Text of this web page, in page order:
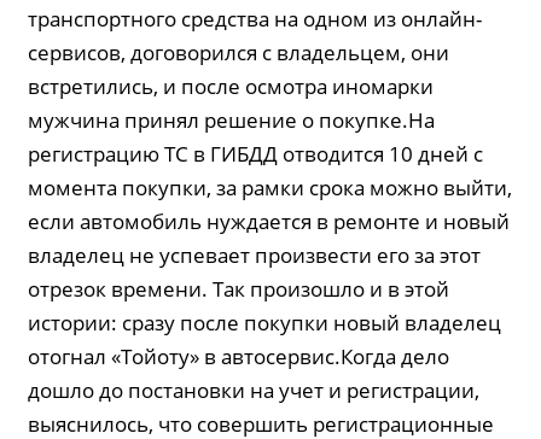
транспортного средства на одном из онлайн-
сервисов, договорился с владельцем, они
встретились, и после осмотра иномарки
мужчина принял решение о покупке.На
регистрацию ТС в ГИБДД отводится 10 дней с
момента покупки, за рамки срока можно выйти,
если автомобиль нуждается в ремонте и новый
владелец не успевает произвести его за этот
отрезок времени. Так произошло и в этой
истории: сразу после покупки новый владелец
отогнал «Тойоту» в автосервис.Когда дело
дошло до постановки на учет и регистрации,
выяснилось, что совершить регистрационные